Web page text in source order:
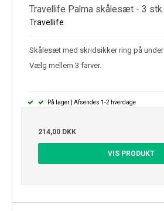
Travellife Palma skålesæt - 3 stk.
Travellife
Skålesæt med skridsikker ring på
Vælg mellem 3 farver.
På lager | Afsendes 1-2 hverdage
214,00 DKK
VIS PRODUKT